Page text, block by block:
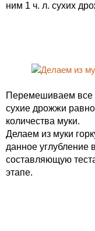
ним 1 ч. л. сухих
Перемешиваем все
сухие дрожжи
количества муки.
Делаем из муки
данное углубление
составляющую
этапе.